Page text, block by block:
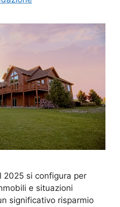
2025 si configura per
e situazioni
significativo risparmio